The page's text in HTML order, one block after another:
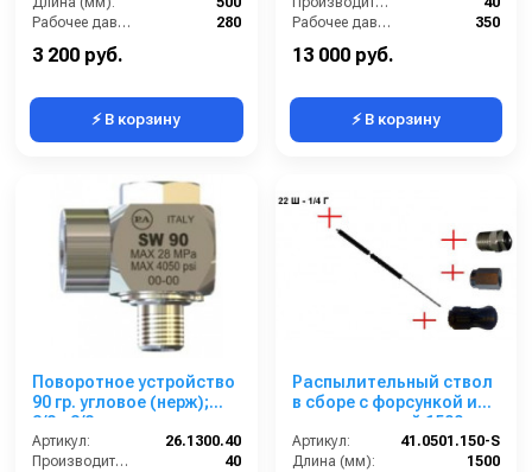
Рабочее давление (бар):
280
3 200 руб.
⚡ В корзину
Рабочее давление (бар):
350
13 000 руб.
⚡ В корзину
Поворотное устройство
90 гр. угловое (нерж);
3/8г-3/8ш
Артикул:
26.1300.40
Производительность (л/мин):
40
Распылительный ствол
в сборе с форсункой и
термозащитой 1500 мм;
М22х1,5ш (нерж).
Артикул:
41.0501.150-S
Длина (мм):
1500